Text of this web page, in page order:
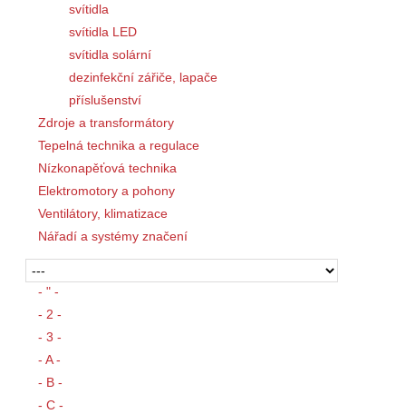
svítidla
svítidla LED
svítidla solární
dezinfekční zářiče, lapače
příslušenství
Zdroje a transformátory
Tepelná technika a regulace
Nízkonapěťová technika
Elektromotory a pohony
Ventilátory, klimatizace
Nářadí a systémy značení
- " -
- 2 -
- 3 -
- A -
- B -
- C -